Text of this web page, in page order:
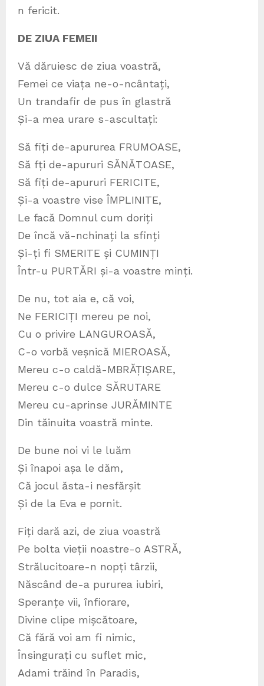
n fericit.
DE ZIUA FEMEII
Vă dăruiesc de ziua voastră,
Femei ce viața ne-o-ncântați,
Un trandafir de pus în glastră
Și-a mea urare s-ascultați:
Să fiți de-apururea FRUMOASE,
Să fți de-apururi SĂNĂTOASE,
Să fiți de-apururi FERICITE,
Și-a voastre vise ÎMPLINITE,
Le facă Domnul cum doriți
De încă vă-nchinați la sfinți
Și-ți fi SMERITE și CUMINȚI
Într-u PURTĂRI și-a voastre minți.
De nu, tot aia e, că voi,
Ne FERICIȚI mereu pe noi,
Cu o privire LANGUROASĂ,
C-o vorbă veșnică MIEROASĂ,
Mereu c-o caldă-MBRĂȚIȘARE,
Mereu c-o dulce SĂRUTARE
Mereu cu-aprinse JURĂMINTE
Din tăinuita voastră minte.
De bune noi vi le luăm
Și înapoi așa le dăm,
Că jocul ăsta-i nesfărșit
Și de la Eva e pornit.
Fiți dară azi, de ziua voastră
Pe bolta vieții noastre-o ASTRĂ,
Strălucitoare-n nopți târzii,
Născând de-a pururea iubiri,
Speranțe vii, înfiorare,
Divine clipe mișcătoare,
Că fără voi am fi nimic,
Însingurați cu suflet mic,
Adami trăind în Paradis,